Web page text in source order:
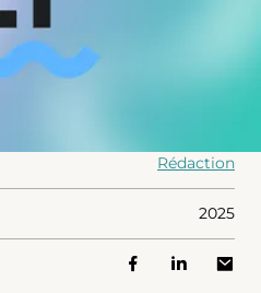
Rédaction
2025